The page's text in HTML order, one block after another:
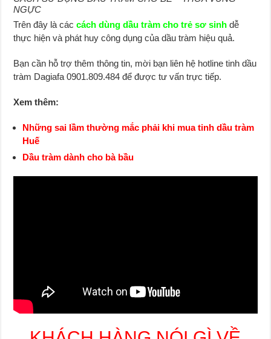
NGỰC
Trên đây là cáccách dùng dầu tràm cho trẻ sơ sinh dễ
thực hiện và phát huy công dụng của dầu tràm hiệu quả.
Bạn cần hỗ trợ thêm thông tin, mời bạn liên hệ hotline tinh dầu
tràm Dagiafa 0901.809.484 để được tư vấn trực tiếp.
Xem thêm:
Những sai lầm thường mắc phải khi mua tinh dầu tràm
Huế
Dầu tràm dành cho bà bầu